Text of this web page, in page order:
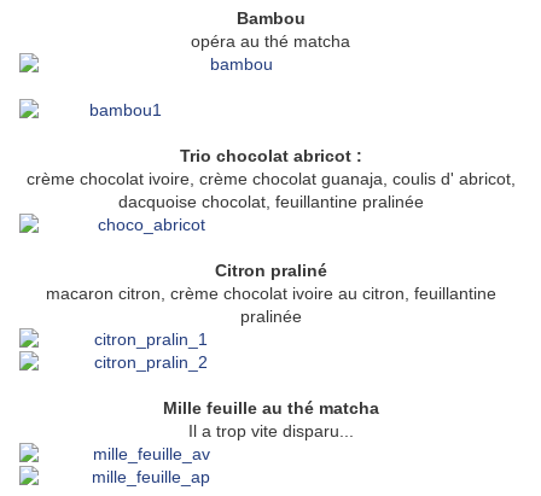
Bambou
opéra au thé matcha
Trio chocolat abricot :
crème chocolat ivoire, crème chocolat guanaja, coulis d' abricot,
dacquoise chocolat, feuillantine pralinée
Citron praliné
macaron citron, crème chocolat ivoire au citron, feuillantine
pralinée
Mille feuille au thé matcha
Il a trop vite disparu...